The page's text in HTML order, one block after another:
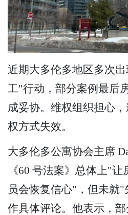
近期大多伦多地区多次
工"行动，部分案例最后
成妥协。维权组织担心
权方式失效。
大多伦多公寓协会主席
《60 号法案》总体上"
员会恢复信心"，但未就
作具体评论。他表示，